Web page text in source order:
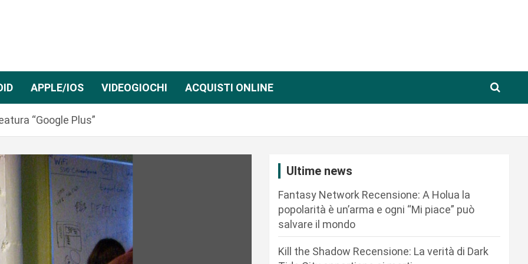
APPLE/IOS VIDEOGIOCHI ACQUISTI ONLINE
“Google Plus”
Ultime news
Fantasy Network Recensione: A Holua la
popolarità è un’arma e ogni “Mi piace” può
salvare il mondo
Kill the Shadow Recensione: La verità di Dark